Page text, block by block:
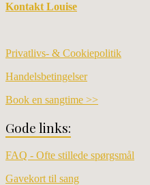
Kontakt Louise
Privatlivs- & Cookiepolitik
Handelsbetingelser
Book en sangtime >>
Gode links:
FAQ - Ofte stillede spørgsmål
Gavekort til sang